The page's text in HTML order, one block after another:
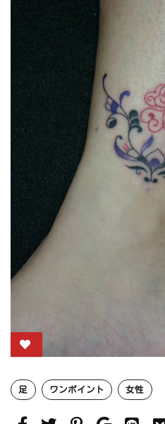
足 ワンポイント 女性